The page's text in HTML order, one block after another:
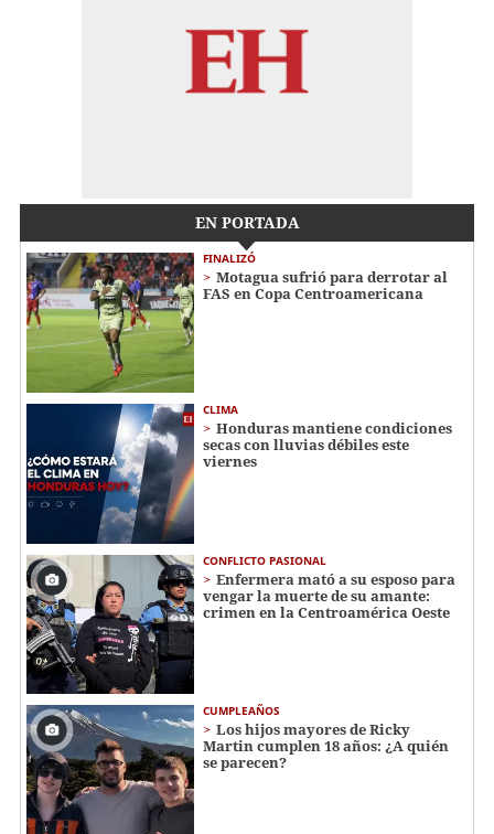
EN PORTADA
FINALIZÓ
Motagua sufrió para derrotar al
FAS en Copa Centroamericana
CLIMA
Honduras mantiene condiciones
secas con lluvias débiles este
viernes
CONFLICTO PASIONAL
Enfermera mató a su esposo para
vengar la muerte de su amante:
crimen en la Centroamérica Oeste
CUMPLEAÑOS
Los hijos mayores de Ricky
Martin cumplen 18 años: ¿A quién
se parecen?